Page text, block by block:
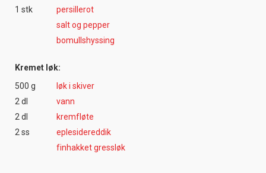
1 stk
persillerot
salt og pepper
bomullshyssing
Kremet løk:
500 g
løk i skiver
2 dl
vann
2 dl
kremfløte
2 ss
eplesidereddik
finhakket gressløk